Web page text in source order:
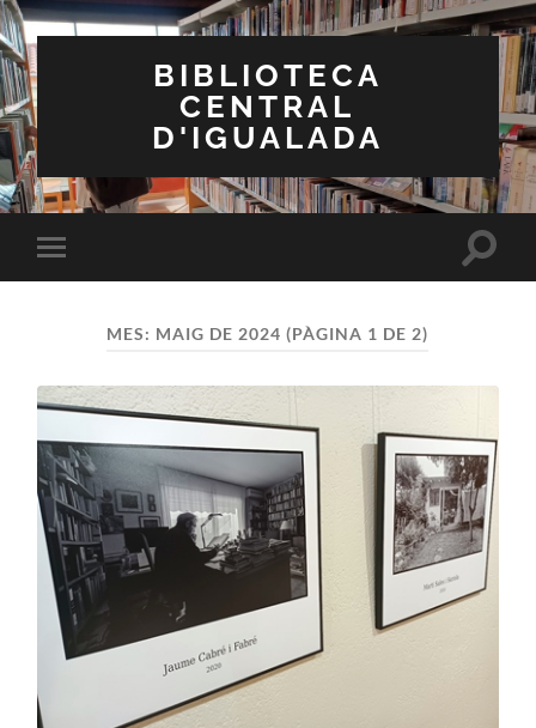
BIBLIOTECA
CENTRAL
D'IGUALADA
Toggle
mobile
Toggle
MES: MAIG DE 2024 (PÀGINA 1 DE 2)